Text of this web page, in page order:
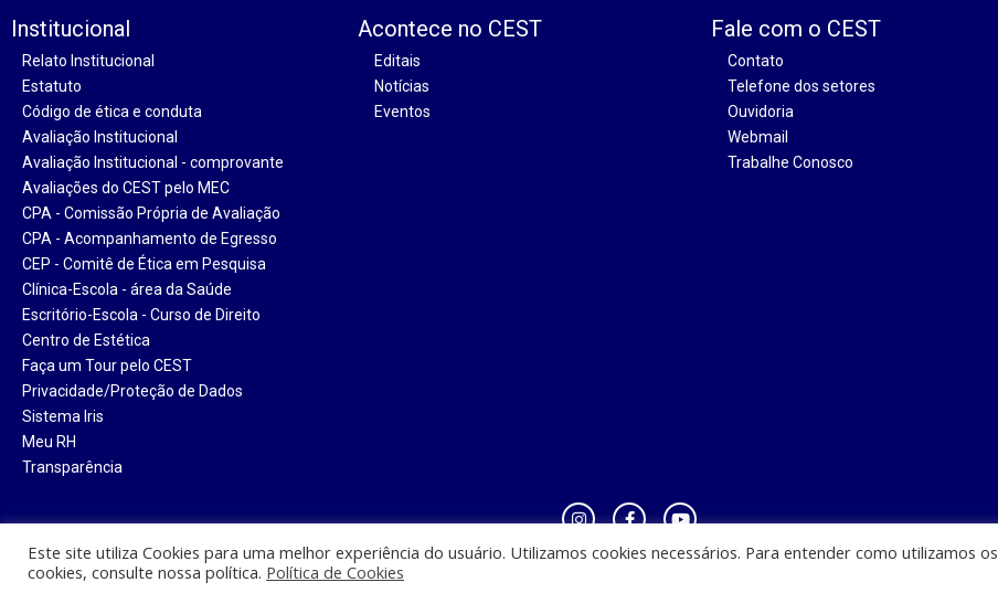
Institucional
Relato Institucional
Estatuto
Código de ética e conduta
Avaliação Institucional
Avaliação Institucional - comprovante
Avaliações do CEST pelo MEC
CPA - Comissão Própria de Avaliação
CPA - Acompanhamento de Egresso
CEP - Comitê de Ética em Pesquisa
Clínica-Escola - área da Saúde
Escritório-Escola - Curso de Direito
Centro de Estética
Faça um Tour pelo CEST
Privacidade/Proteção de Dados
Sistema Iris
Meu RH
Transparência
Acontece no CEST
Editais
Notícias
Eventos
Fale com o CEST
Contato
Telefone dos setores
Ouvidoria
Webmail
Trabalhe Conosco
Este site utiliza Cookies para uma melhor experiência do usuário. Utilizamos cookies necessários. Para entender como utilizamos os
cookies, consulte nossa política. Política de Cookies